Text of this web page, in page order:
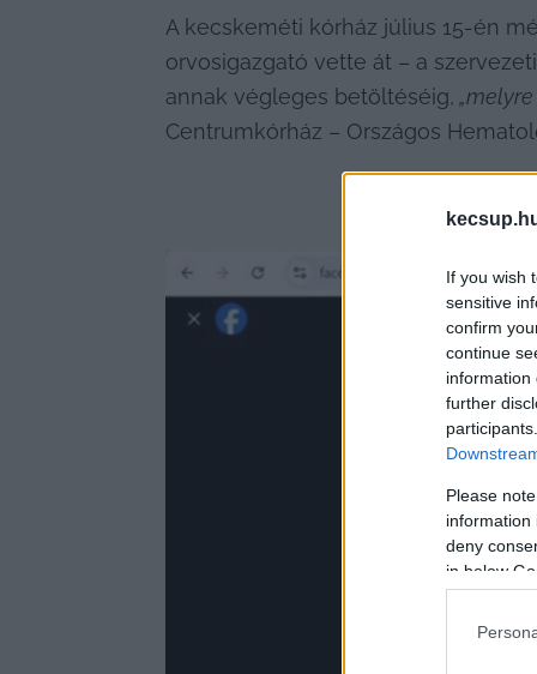
If you wish
sensitive
confirm
continue
information
further
Please
information
deny
in below
A kecskeméti kórház július 15-én
orvosigazgató vette át – a
annak végleges betöltéséig,
Centrumkórház – Országos